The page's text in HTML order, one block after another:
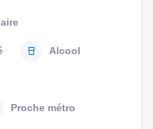
Alcool
Proche métro